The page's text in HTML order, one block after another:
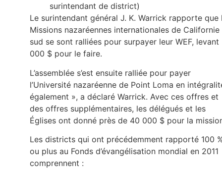
surintendant de district)
Le surintendant général J. K. Warrick rapporte que
Missions nazaréennes internationales de Californie
sud se sont ralliées pour surpayer leur WEF, levant
000 $ pour le faire.
L’assemblée s’est ensuite ralliée pour payer
l’Université nazaréenne de Point Loma en
également », a déclaré Warrick. Avec ces offres et
des offres supplémentaires, les délégués et les
Églises ont donné près de 40 000 $ pour la
Les districts qui ont précédemment rapporté 100
ou plus au Fonds d’évangélisation mondial en 2011
comprennent :